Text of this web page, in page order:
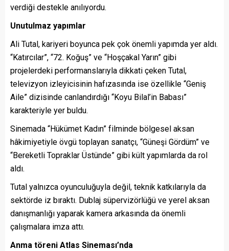
verdiği destekle anılıyordu.
Unutulmaz yapımlar
Ali Tutal, kariyeri boyunca pek çok önemli yapımda yer aldı.
“Katırcılar”, “72. Koğuş” ve “Hoşçakal Yarın” gibi
projelerdeki performanslarıyla dikkati çeken Tutal,
televizyon izleyicisinin hafızasında ise özellikle “Geniş
Aile” dizisinde canlandırdığı “Koyu Bilal’in Babası”
karakteriyle yer buldu.
Sinemada “Hükümet Kadın” filminde bölgesel aksan
hâkimiyetiyle övgü toplayan sanatçı, “Güneşi Gördüm” ve
“Bereketli Topraklar Üstünde” gibi kült yapımlarda da rol
aldı.
Tutal yalnızca oyunculuğuyla değil, teknik katkılarıyla da
sektörde iz bıraktı. Dublaj süpervizörlüğü ve yerel aksan
danışmanlığı yaparak kamera arkasında da önemli
çalışmalara imza attı.
Anma töreni Atlas Sineması’nda